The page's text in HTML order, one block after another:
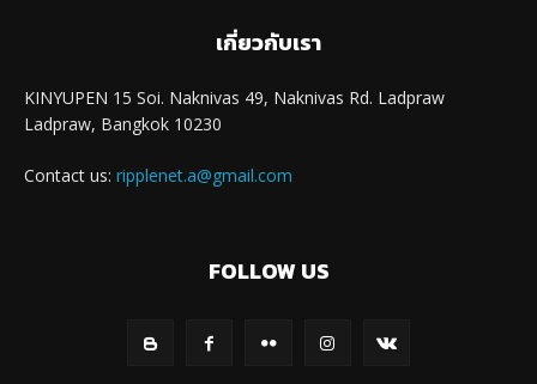
เกี่ยวกับเรา
KINYUPEN 15 Soi. Naknivas 49, Naknivas Rd. Ladpraw
Ladpraw, Bangkok 10230
Contact us: ripplenet.a@gmail.com
FOLLOW US